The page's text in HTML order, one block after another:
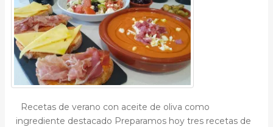
Recetas de verano con aceite de oliva como
ingrediente destacado Preparamos hoy tres recetas de